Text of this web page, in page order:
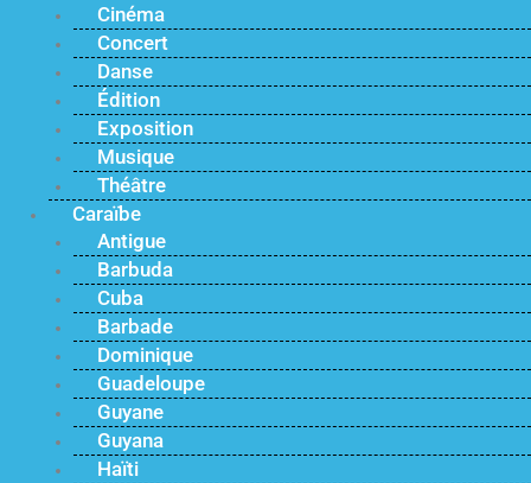
Cinéma
Concert
Danse
Édition
Exposition
Musique
Théâtre
Caraïbe
Antigue
Barbuda
Cuba
Barbade
Dominique
Guadeloupe
Guyane
Guyana
Haïti